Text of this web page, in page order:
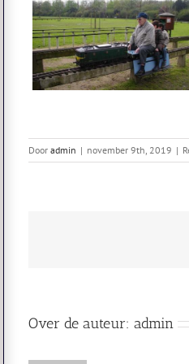
Door admin | november 9th, 2019 |
Over de auteur: admin